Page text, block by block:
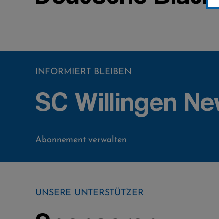
INFORMIERT BLEIBEN
SC Willingen
Abonnement verwalten
UNSERE UNTERSTÜTZER